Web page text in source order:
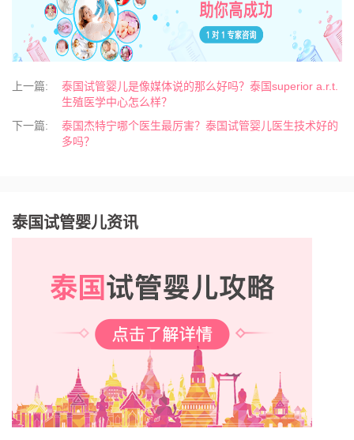
上一篇:
泰国试管婴儿是像媒体说的那么好吗？泰国superior a.r.t.
生殖医学中心怎么样？
下一篇:
泰国杰特宁哪个医生最厉害？泰国试管婴儿医生技术好的
多吗？
泰国试管婴儿资讯